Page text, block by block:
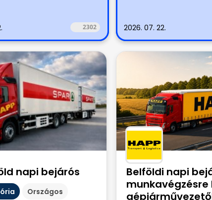
2302 2026. 07. 22.
napi bejárós
Országos
Belföldi napi
munkavégzésre